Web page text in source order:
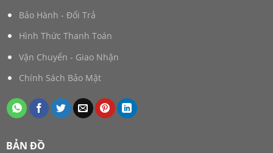
Bảo Hành - Đổi Trả
Hình Thức Thanh Toán
Vận Chuyển - Giao Nhận
Chính Sách Bảo Mật
BẢN ĐỒ